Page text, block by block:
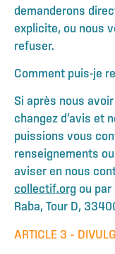
demanderons
explicite, ou nous
refuser.
Comment puis-je
Si après nous
changez d’avis et
puissions vous
renseignements
aviser en nous
collectif.org ou par
Raba, Tour D,
ARTICLE 3 –